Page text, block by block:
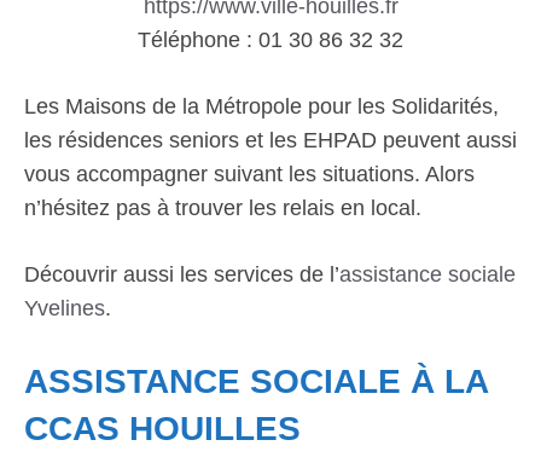
https://www.ville-houilles.fr
Téléphone : 01 30 86 32 32
Les Maisons de la Métropole pour les Solidarités,
les résidences seniors et les EHPAD peuvent aussi
vous accompagner suivant les situations. Alors
n’hésitez pas à trouver les relais en local.
Découvrir aussi les services de l’assistance sociale
Yvelines.
ASSISTANCE SOCIALE À LA
CCAS HOUILLES